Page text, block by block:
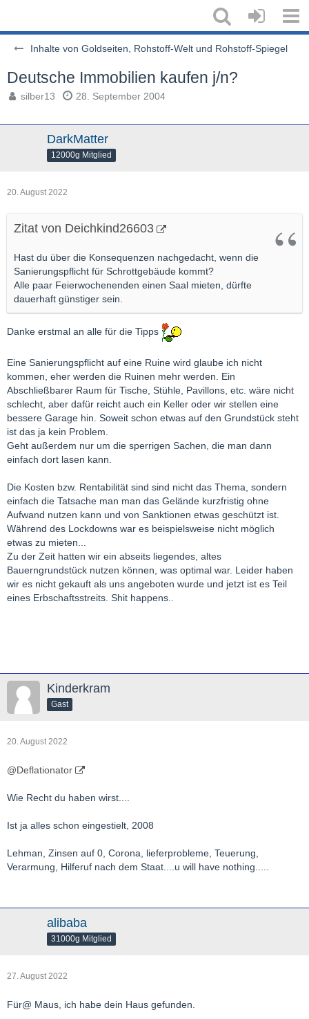
Inhalte von Goldseiten, Rohstoff-Welt und Rohstoff-Spiegel
Deutsche Immobilien kaufen j/n?
silber13 28. September 2004
DarkMatter
12000g Mitglied
20. August 2022
Zitat von Deichkind26603
Hast du über die Konsequenzen nachgedacht, wenn die
Sanierungspflicht für Schrottgebäude kommt?
Alle paar Feierwochenenden einen Saal mieten, dürfte
dauerhaft günstiger sein.
Danke erstmal an alle für die Tipps
Eine Sanierungspflicht auf eine Ruine wird glaube ich nicht
kommen, eher werden die Ruinen mehr werden. Ein
Abschließbarer Raum für Tische, Stühle, Pavillons, etc. wäre nicht
schlecht, aber dafür reicht auch ein Keller oder wir stellen eine
bessere Garage hin. Soweit schon etwas auf den Grundstück steht
ist das ja kein Problem.
Geht außerdem nur um die sperrigen Sachen, die man dann
einfach dort lasen kann.
Die Kosten bzw. Rentabilität sind sind nicht das Thema, sondern
einfach die Tatsache man man das Gelände kurzfristig ohne
Aufwand nutzen kann und von Sanktionen etwas geschützt ist.
Während des Lockdowns war es beispielsweise nicht möglich
etwas zu mieten...
Zu der Zeit hatten wir ein abseits liegendes, altes
Bauerngrundstück nutzen können, was optimal war. Leider haben
wir es nicht gekauft als uns angeboten wurde und jetzt ist es Teil
eines Erbschaftsstreits. Shit happens..
Kinderkram
Gast
20. August 2022
@Deflationator
Wie Recht du haben wirst....
Ist ja alles schon eingestielt, 2008
Lehman, Zinsen auf 0, Corona, lieferprobleme, Teuerung,
Verarmung, Hilferuf nach dem Staat....u will have nothing.....
alibaba
31000g Mitglied
27. August 2022
Für@ Maus, ich habe dein Haus gefunden.